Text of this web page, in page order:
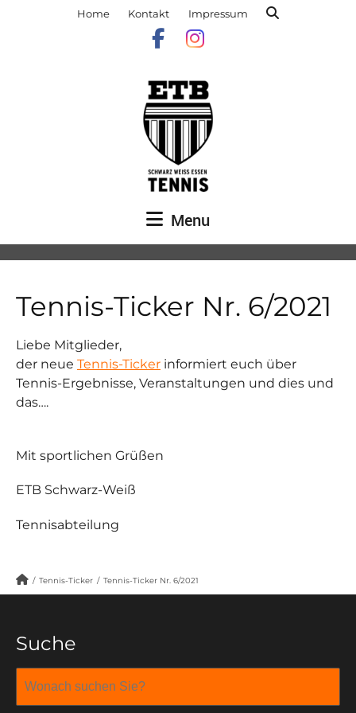
Home Kontakt Impressum
Menu
Tennis-Ticker Nr. 6/2021
Liebe Mitglieder,
der neue Tennis-Ticker informiert euch über
Tennis-Ergebnisse, Veranstaltungen und dies und
das….
Mit sportlichen Grüßen
ETB Schwarz-Weiß
Tennisabteilung
/ Tennis-Ticker / Tennis-Ticker Nr. 6/2021
Suche